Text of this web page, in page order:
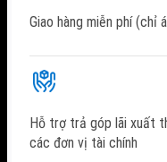
Giao hàng miễn phí (chỉ
Hỗ trợ trả góp lãi xuất
các đơn vị tài chính